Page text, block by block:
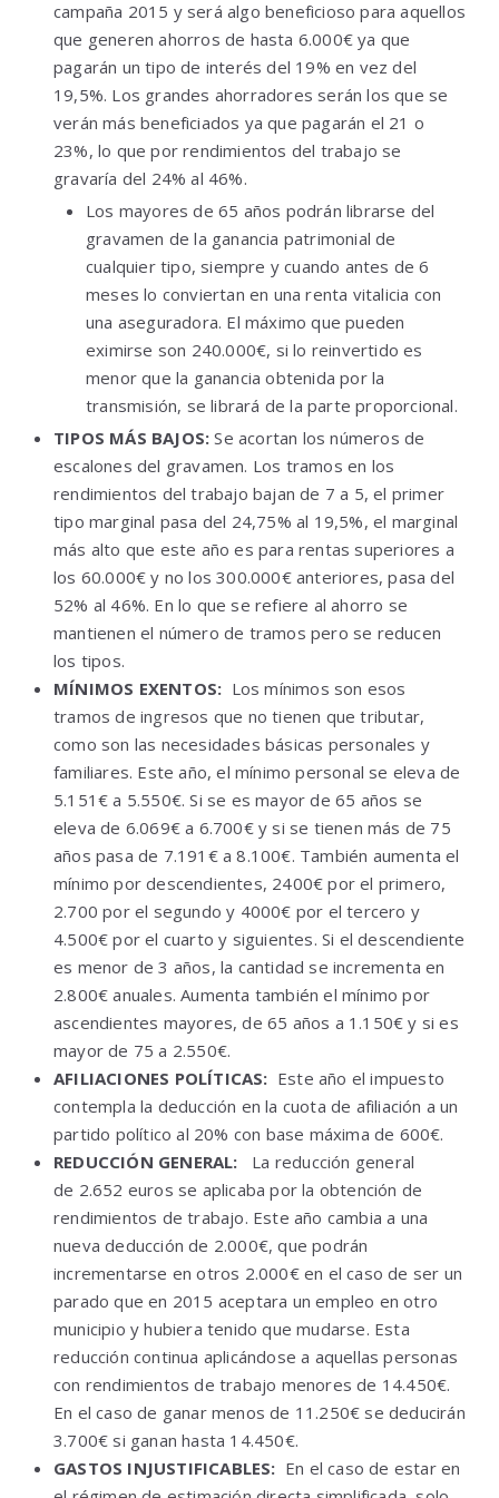
campaña 2015 y será algo beneficioso para aquellos
que generen ahorros de hasta 6.000€ ya que
pagarán un tipo de interés del 19% en vez del
19,5%. Los grandes ahorradores serán los que se
verán más beneficiados ya que pagarán el 21 o
23%, lo que por rendimientos del trabajo se
gravaría del 24% al 46%.
Los mayores de 65 años podrán librarse del
gravamen de la ganancia patrimonial de
cualquier tipo, siempre y cuando antes de 6
meses lo conviertan en una renta vitalicia con
una aseguradora. El máximo que pueden
eximirse son 240.000€, si lo reinvertido es
menor que la ganancia obtenida por la
transmisión, se librará de la parte proporcional.
TIPOS MÁS BAJOS:Se acortan los números de
escalones del gravamen. Los tramos en los
rendimientos del trabajo bajan de 7 a 5, el primer
tipo marginal pasa del 24,75% al 19,5%, el marginal
más alto que este año es para rentas superiores a
los 60.000€ y no los 300.000€ anteriores, pasa del
52% al 46%. En lo que se refiere al ahorro se
mantienen el número de tramos pero se reducen
los tipos.
MÍNIMOS EXENTOS: Los mínimos son esos
tramos de ingresos que no tienen que tributar,
como son las necesidades básicas personales y
familiares. Este año, el mínimo personal se eleva de
5.151€ a 5.550€. Si se es mayor de 65 años se
eleva de 6.069€ a 6.700€ y si se tienen más de 75
años pasa de 7.191€ a 8.100€. También aumenta el
mínimo por descendientes, 2400€ por el primero,
2.700 por el segundo y 4000€ por el tercero y
4.500€ por el cuarto y siguientes. Si el descendiente
es menor de 3 años, la cantidad se incrementa en
2.800€ anuales. Aumenta también el mínimo por
ascendientes mayores, de 65 años a 1.150€ y si es
mayor de 75 a 2.550€.
AFILIACIONES POLÍTICAS: Este año el impuesto
contempla la deducción en la cuota de afiliación a un
partido político al 20% con base máxima de 600€.
REDUCCIÓN GENERAL: La reducción general
de 2.652 euros se aplicaba por la obtención de
rendimientos de trabajo. Este año cambia a una
nueva deducción de 2.000€, que podrán
incrementarse en otros 2.000€ en el caso de ser un
parado que en 2015 aceptara un empleo en otro
municipio y hubiera tenido que mudarse. Esta
reducción continua aplicándose a aquellas personas
con rendimientos de trabajo menores de 14.450€.
En el caso de ganar menos de 11.250€ se deducirán
3.700€ si ganan hasta 14.450€.
GASTOS INJUSTIFICABLES: En el caso de estar en